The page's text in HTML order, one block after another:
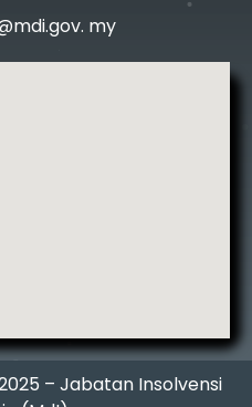
my
– Jabatan Insolvensi